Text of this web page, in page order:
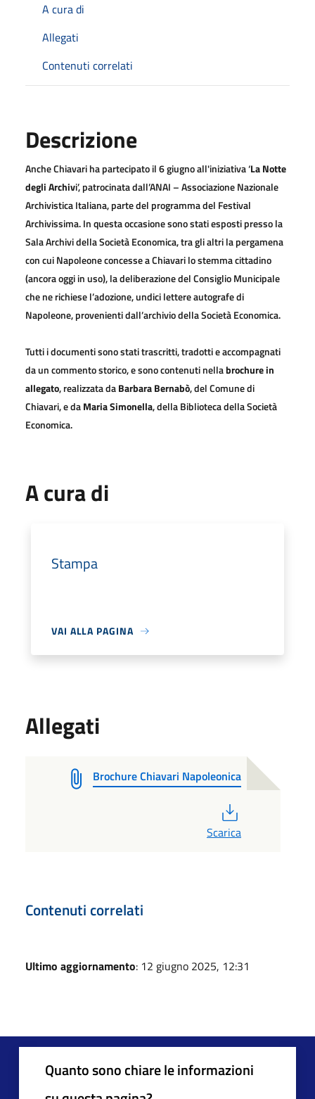
A cura di
Allegati
Contenuti correlati
Descrizione
Anche Chiavari ha partecipato il 6 giugno all'iniziativa ‘La Notte
degli Archivi’, patrocinata dall’ANAI – Associazione Nazionale
Archivistica Italiana, parte del programma del Festival
Archivissima. In questa occasione sono stati esposti presso la
Sala Archivi della Società Economica, tra gli altri la pergamena
con cui Napoleone concesse a Chiavari lo stemma cittadino
(ancora oggi in uso), la deliberazione del Consiglio Municipale
che ne richiese l’adozione, undici lettere autografe di
Napoleone, provenienti dall’archivio della Società Economica.
Tutti i documenti sono stati trascritti, tradotti e accompagnati
da un commento storico, e sono contenuti nellabrochure in
allegato, realizzata daBarbara Bernabò, del Comune di
Chiavari, e daMaria Simonella, della Biblioteca della Società
Economica.
A cura di
Stampa
VAI ALLA PAGINA
Allegati
Brochure Chiavari Napoleonica
Scarica
Contenuti correlati
Ultimo aggiornamento: 12 giugno 2025, 12:31
Quanto sono chiare le informazioni